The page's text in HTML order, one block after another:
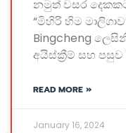
නමුත් වසර
“මිහිරි හිම
Bingcheng
අයිස්ක්‍රීම් සහ පසුව
READ MORE »
January 16, 2024